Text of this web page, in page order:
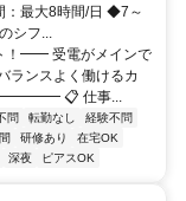
：最大8時間/日 ◆7～
シフ...
！━━ 受電がメインで
ランスよく働けるカ
📋 仕事...
問 転勤なし
経験不問
研修あり
在宅OK
深夜 ピアスOK